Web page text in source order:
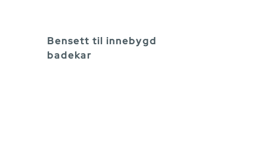
Bensett til innebygd
badekar